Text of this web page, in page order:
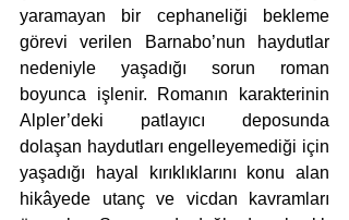
yaramayan bir cephaneliği bekleme
görevi verilen Barnabo’nun haydutlar
nedeniyle yaşadığı sorun roman
boyunca işlenir. Romanın karakterinin
Alpler’deki patlayıcı deposunda
dolaşan haydutları engelleyemediği için
yaşadığı hayal kırıklıklarını konu alan
hikâyede utanç ve vicdan kavramları